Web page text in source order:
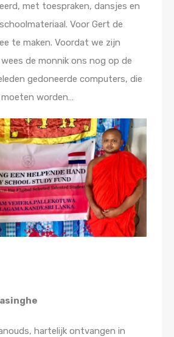
met toespraken, dansjes en
Voor Gert de
te maken. Voordat we zijn
de monnik ons nog op de
gedoneerde computers, die
worden…
hartelijk ontvangen in